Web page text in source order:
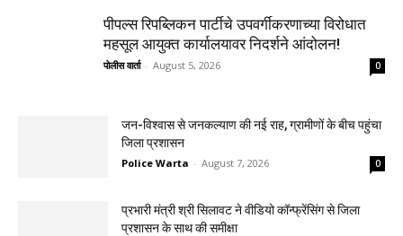
पीपल्स रिपब्लिकन पार्टीचे उपवर्गीकरणाच्या विरोधात
महसूल आयुक्त कार्यालयावर निदर्शने आंदोलन!
पोलीस वार्ता - August 5, 2026 0
जन-विश्वास से जनकल्याण की नई राह, ग्रामीणों के बीच पहुंचा
जिला प्रशासन
Police Warta - August 7, 2026 0
प्रभारी मंत्री श्री सिलावट ने वीडियो कॉन्फ्रेंसिंग से जिला
प्रशासन के साथ की समीक्षा